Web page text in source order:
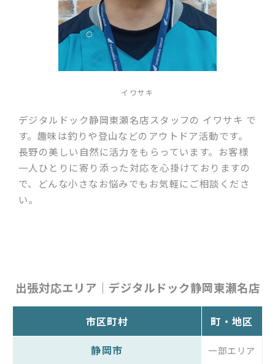
イワサキ
デジタルドック静岡東瀬名店スタッフの イワサキ で
す。趣味は釣りや登山などのアウトドア活動です。
長野の美しい自然に活力をもらっています。お客様
一人ひとりに寄り添った対応を心掛けておりますの
で、どんな小さなお悩みでもお気軽にご相談くださ
い。
出張対応エリア｜デジタルドック静岡東瀬名店
市区町村
町・地区
静岡市
一部エリア